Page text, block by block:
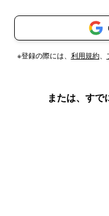
※登録の際には、 利用規約、
または、すで